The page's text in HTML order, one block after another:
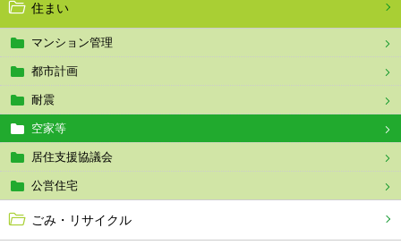
住まい
マンション管理
都市計画
耐震
空家等
居住支援協議会
公営住宅
ごみ・リサイクル